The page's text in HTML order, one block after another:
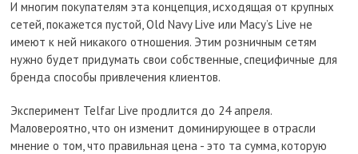
И многим покупателям эта концепция, исходящая от крупных
сетей, покажется пустой, Old Navy Live или Macy’s Live не
имеют к ней никакого отношения. Этим розничным сетям
нужно будет придумать свои собственные, специфичные для
бренда способы привлечения клиентов.
Эксперимент Telfar Live продлится до 24 апреля.
Маловероятно, что он изменит доминирующее в отрасли
мнение о том, что правильная цена - это та сумма, которую